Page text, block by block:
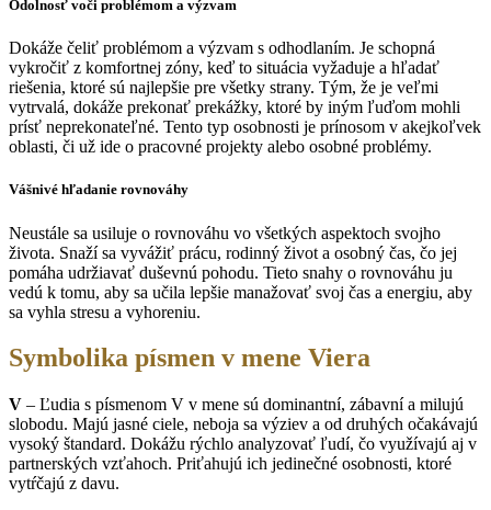
Odolnosť voči problémom a výzvam
Dokáže čeliť problémom a výzvam s odhodlaním. Je schopná
vykročiť z komfortnej zóny, keď to situácia vyžaduje a hľadať
riešenia, ktoré sú najlepšie pre všetky strany. Tým, že je veľmi
vytrvalá, dokáže prekonať prekážky, ktoré by iným ľuďom mohli
prísť neprekonateľné. Tento typ osobnosti je prínosom v akejkoľvek
oblasti, či už ide o pracovné projekty alebo osobné problémy.
Vášnivé hľadanie rovnováhy
Neustále sa usiluje o rovnováhu vo všetkých aspektoch svojho
života. Snaží sa vyvážiť prácu, rodinný život a osobný čas, čo jej
pomáha udržiavať duševnú pohodu. Tieto snahy o rovnováhu ju
vedú k tomu, aby sa učila lepšie manažovať svoj čas a energiu, aby
sa vyhla stresu a vyhoreniu.
Symbolika písmen v mene Viera
V – Ľudia s písmenom V v mene sú dominantní, zábavní a milujú
slobodu. Majú jasné ciele, neboja sa výziev a od druhých očakávajú
vysoký štandard. Dokážu rýchlo analyzovať ľudí, čo využívajú aj v
partnerských vzťahoch. Priťahujú ich jedinečné osobnosti, ktoré
vytŕčajú z davu.